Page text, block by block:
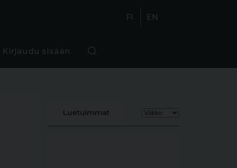
FI EN
Kirjaudu sisään
Luetuimmat